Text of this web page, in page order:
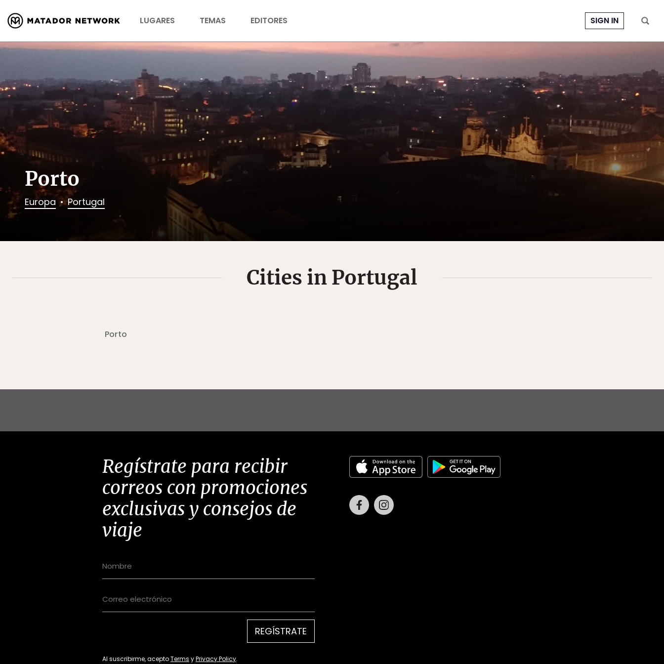
LUGARES TEMAS EDITORES SIGN IN
Porto
Europa Portugal
Cities in Portugal
Porto
Regístrate para recibir
correos con promociones
exclusivas y consejos de
viaje
REGÍSTRATE
Al suscribirme, aceptoTerms yPrivacy Policy.
Facebook